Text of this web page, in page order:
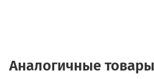
Аналогичные товары